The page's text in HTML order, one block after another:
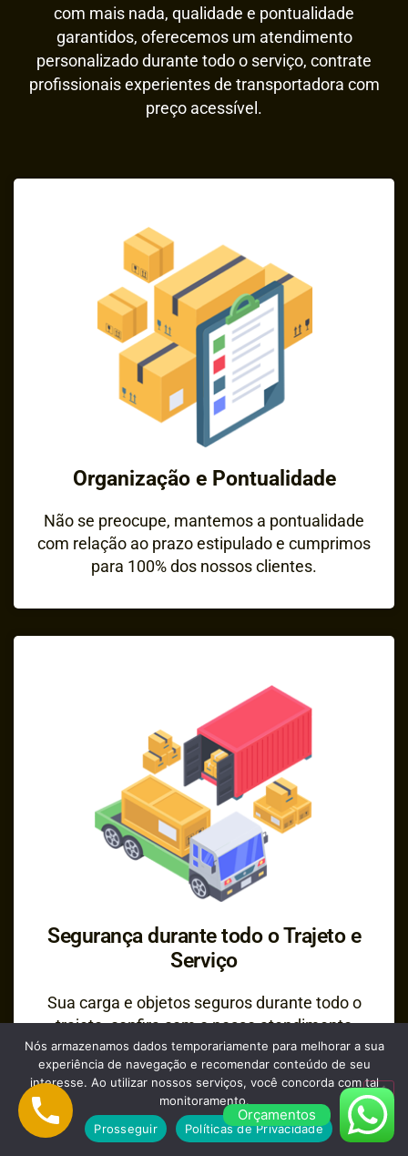
com mais nada, qualidade e pontualidade
garantidos, oferecemos um atendimento
personalizado durante todo o serviço, contrate
profissionais experientes de transportadora com
preço acessível.
Organização e Pontualidade
Não se preocupe, mantemos a pontualidade
com relação ao prazo estipulado e cumprimos
para 100% dos nossos clientes.
Segurança durante todo o Trajeto e
Serviço
Sua carga e objetos seguros durante todo o
trajeto, confira com o nosso atendimento
opções para seguro da carga transportada.
Orçamentos
Nós armazenamos dados temporariamente para melhorar a sua
experiência de navegação e recomendar conteúdo de seu
interesse. Ao utilizar nossos serviços, você concorda com tal
monitoramento.
Prosseguir
Políticas de Privacidade